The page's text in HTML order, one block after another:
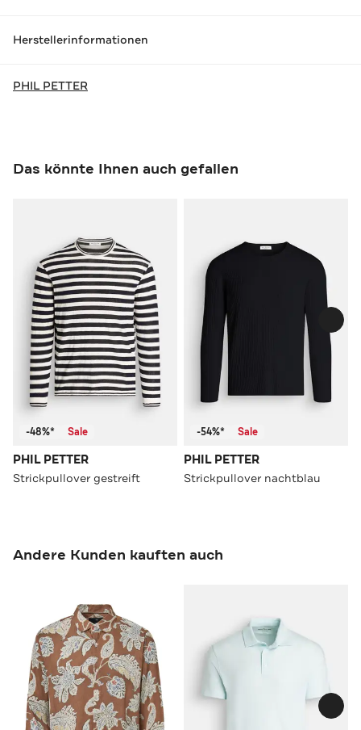
Herstellerinformationen
PHIL PETTER
Das könnte Ihnen auch gefallen
-48%* Sale
PHIL PETTER
Strickpullover gestreift
-54%* Sale
PHIL PETTER
Strickpullover nachtblau
Andere Kunden kauften auch